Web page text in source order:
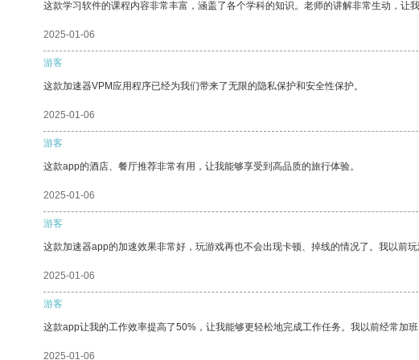
这款学习软件的课程内容非常丰富，涵盖了各个学科的知识。老师的讲解非常生动，让
2025-01-06
游客
这款加速器VPM应用程序已经为我们带来了无限的隐私保护和安全性保护。
2025-01-06
游客
这款app的酒店、餐厅推荐非常有用，让我能够享受到高品质的旅行体验。
2025-01-06
游客
这款加速器app的加速效果非常好，玩游戏再也不会出现卡顿、掉线的情况了。我以前
2025-01-06
游客
这款app让我的工作效率提高了50%，让我能够更轻松地完成工作任务。我以前经常加
2025-01-06